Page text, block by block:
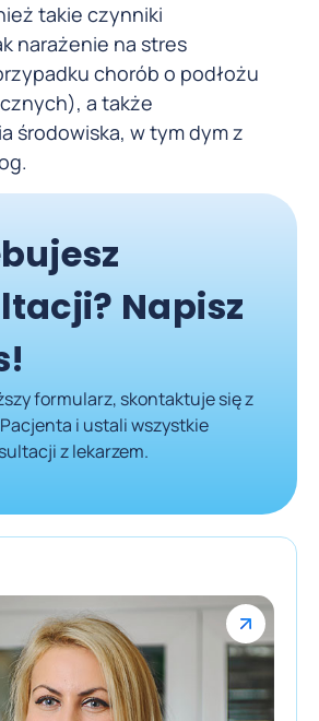
takie czynniki
narażenie na stres
chorób o podłożu
a także
środowiska, w tym dym z
Napisz
formularz, skontaktuje się z
i ustali wszystkie
z lekarzem.